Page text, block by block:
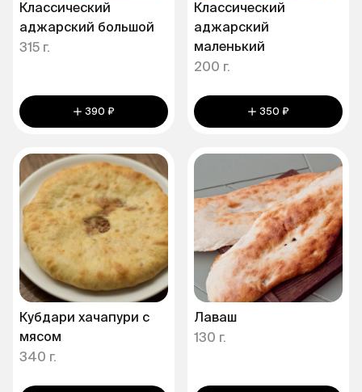
Классический
аджарский большой
315 г.
390 ₽
Классический
аджарский
маленький
200 г.
350 ₽
Кубдари хачапури с
мясом
340 г.
Лаваш
130 г.